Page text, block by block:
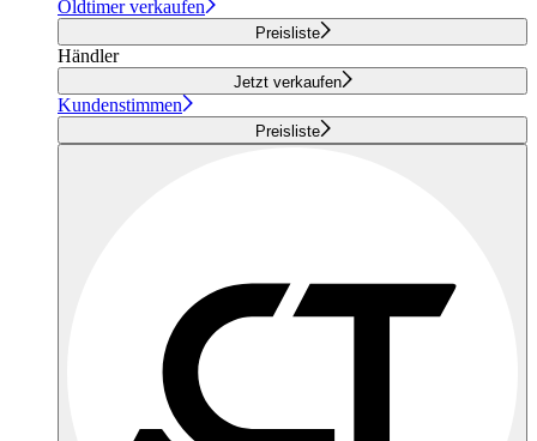
Oldtimer verkaufen
Preisliste
Händler
Jetzt verkaufen
Kundenstimmen
Preisliste